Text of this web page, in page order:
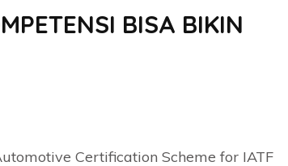
BISA BIKIN
Certification Scheme for IATF